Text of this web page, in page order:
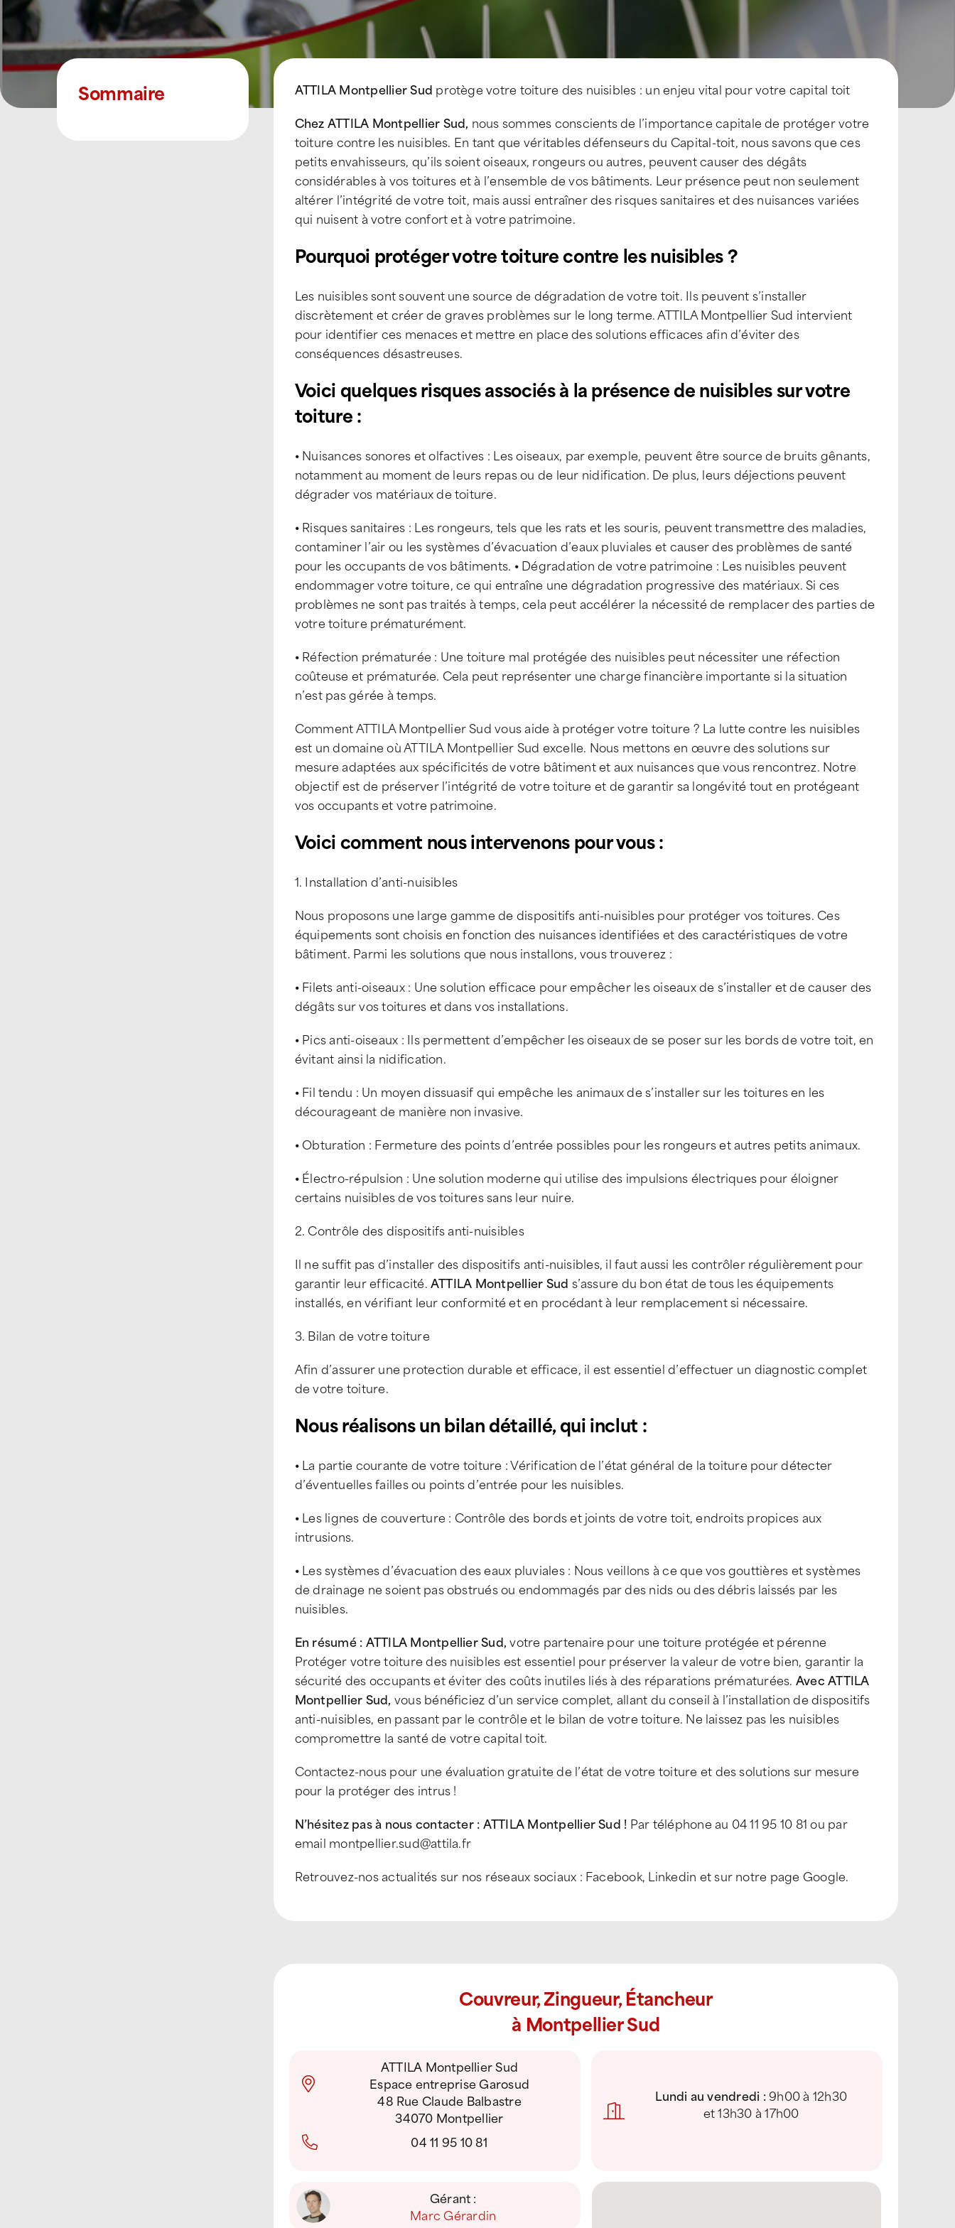
Sommaire ATTILA Montpellier Sud protège votre toiture des nuisibles : un enjeu vital pour votre capital toit
Chez ATTILA Montpellier Sud, nous sommes conscients de l’importance capitale de protéger votre
toiture contre les nuisibles. En tant que véritables défenseurs du Capital-toit, nous savons que ces
petits envahisseurs, qu’ils soient oiseaux, rongeurs ou autres, peuvent causer des dégâts
considérables à vos toitures et à l’ensemble de vos bâtiments. Leur présence peut non seulement
altérer l’intégrité de votre toit, mais aussi entraîner des risques sanitaires et des nuisances variées
qui nuisent à votre confort et à votre patrimoine.
Pourquoi protéger votre toiture contre les nuisibles ?
Les nuisibles sont souvent une source de dégradation de votre toit. Ils peuvent s’installer
discrètement et créer de graves problèmes sur le long terme. ATTILA Montpellier Sud intervient
pour identifier ces menaces et mettre en place des solutions efficaces afin d’éviter des
conséquences désastreuses.
Voici quelques risques associés à la présence de nuisibles sur votre
toiture :
⦁ Nuisances sonores et olfactives : Les oiseaux, par exemple, peuvent être source de bruits gênants,
notamment au moment de leurs repas ou de leur nidification. De plus, leurs déjections peuvent
dégrader vos matériaux de toiture.
⦁ Risques sanitaires : Les rongeurs, tels que les rats et les souris, peuvent transmettre des maladies,
contaminer l’air ou les systèmes d’évacuation d’eaux pluviales et causer des problèmes de santé
pour les occupants de vos bâtiments. ⦁ Dégradation de votre patrimoine : Les nuisibles peuvent
endommager votre toiture, ce qui entraîne une dégradation progressive des matériaux. Si ces
problèmes ne sont pas traités à temps, cela peut accélérer la nécessité de remplacer des parties de
votre toiture prématurément.
⦁ Réfection prématurée : Une toiture mal protégée des nuisibles peut nécessiter une réfection
coûteuse et prématurée. Cela peut représenter une charge financière importante si la situation
n’est pas gérée à temps.
Comment ATTILA Montpellier Sud vous aide à protéger votre toiture ? La lutte contre les nuisibles
est un domaine où ATTILA Montpellier Sud excelle. Nous mettons en œuvre des solutions sur
mesure adaptées aux spécificités de votre bâtiment et aux nuisances que vous rencontrez. Notre
objectif est de préserver l’intégrité de votre toiture et de garantir sa longévité tout en protégeant
vos occupants et votre patrimoine.
Voici comment nous intervenons pour vous :
1. Installation d’anti-nuisibles
Nous proposons une large gamme de dispositifs anti-nuisibles pour protéger vos toitures. Ces
équipements sont choisis en fonction des nuisances identifiées et des caractéristiques de votre
bâtiment. Parmi les solutions que nous installons, vous trouverez :
⦁ Filets anti-oiseaux : Une solution efficace pour empêcher les oiseaux de s’installer et de causer des
dégâts sur vos toitures et dans vos installations.
⦁ Pics anti-oiseaux : Ils permettent d’empêcher les oiseaux de se poser sur les bords de votre toit, en
évitant ainsi la nidification.
⦁ Fil tendu : Un moyen dissuasif qui empêche les animaux de s’installer sur les toitures en les
décourageant de manière non invasive.
⦁ Obturation : Fermeture des points d’entrée possibles pour les rongeurs et autres petits animaux.
⦁ Électro-répulsion : Une solution moderne qui utilise des impulsions électriques pour éloigner
certains nuisibles de vos toitures sans leur nuire.
2. Contrôle des dispositifs anti-nuisibles
Il ne suffit pas d’installer des dispositifs anti-nuisibles, il faut aussi les contrôler régulièrement pour
garantir leur efficacité.ATTILA Montpellier Sud s’assure du bon état de tous les équipements
installés, en vérifiant leur conformité et en procédant à leur remplacement si nécessaire.
3. Bilan de votre toiture
Afin d’assurer une protection durable et efficace, il est essentiel d’effectuer un diagnostic complet
de votre toiture.
Nous réalisons un bilan détaillé, qui inclut :
⦁ La partie courante de votre toiture : Vérification de l’état général de la toiture pour détecter
d’éventuelles failles ou points d’entrée pour les nuisibles.
⦁ Les lignes de couverture : Contrôle des bords et joints de votre toit, endroits propices aux
intrusions.
⦁ Les systèmes d’évacuation des eaux pluviales : Nous veillons à ce que vos gouttières et systèmes
de drainage ne soient pas obstrués ou endommagés par des nids ou des débris laissés par les
nuisibles.
En résumé : ATTILA Montpellier Sud,votre partenaire pour une toiture protégée et pérenne
Protéger votre toiture des nuisibles est essentiel pour préserver la valeur de votre bien, garantir la
sécurité des occupants et éviter des coûts inutiles liés à des réparations prématurées. Avec ATTILA
Montpellier Sud, vous bénéficiez d’un service complet, allant du conseil à l’installation de dispositifs
anti-nuisibles, en passant par le contrôle et le bilan de votre toiture. Ne laissez pas les nuisibles
compromettre la santé de votre capital toit.
Contactez-nous pour une évaluation gratuite de l’état de votre toiture et des solutions sur mesure
pour la protéger des intrus !
N’hésitez pas à nous contacter : ATTILA Montpellier Sud ! Par téléphone au 04 11 95 10 81 ou par
email montpellier.sud@attila.fr
Retrouvez-nos actualités sur nos réseaux sociaux : Facebook, Linkedin et sur notre page Google.
Couvreur, Zingueur, Étancheur
à Montpellier Sud
ATTILA Montpellier Sud
Espace entreprise Garosud
48 Rue Claude Balbastre
34070 Montpellier
04 11 95 10 81
Lundi au vendredi :9h00 à 12h30
et 13h30 à 17h00
Gérant :
Marc Gérardin